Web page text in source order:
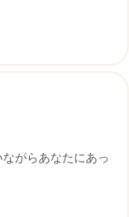
がらあなたにあっ